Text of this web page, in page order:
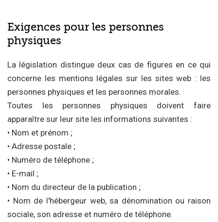
Exigences pour les personnes
physiques
La législation distingue deux cas de figures en ce qui
concerne les mentions légales sur les sites web : les
personnes physiques et les personnes morales.
Toutes les personnes physiques doivent faire
apparaître sur leur site les informations suivantes :
• Nom et prénom ;
• Adresse postale ;
• Numéro de téléphone ;
• E-mail ;
• Nom du directeur de la publication ;
• Nom de l'hébergeur web, sa dénomination ou raison
sociale, son adresse et numéro de téléphone.